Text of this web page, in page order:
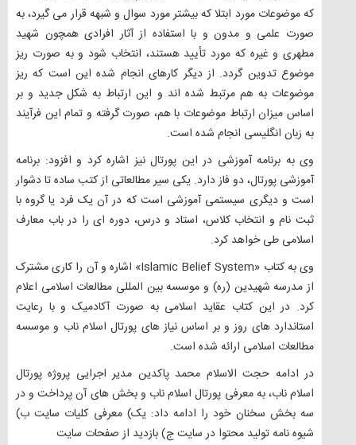
که موضوعات مورد ابتلا که بیشتر مورد سوال و شبهه قرار می گیرد، به
صورت علمی و مدون و با استفاده از آثار افرادی همچون شهید
مطهری و غیره که مورد تأیید هستند، انتخاب شود و به صورت ریز
موضوع تدوین گردد. از دیگر کارهای انجام شده این است که ریز
موضوعات به هم مرتبط شده اند و این ارتباط به شکل جدید و بر
اساس میزان ارتباط موضوعات با هم، صورت گرفته و تمام این فرآیند
به زبان انگلیسی انجام شده است.
وی به برنامه آموزشی در این پورتال نیز اشاره کرد و افزود: برنامه
آموزشی پورتال، دو فاز دارد. یکی سیر مطالعاتی از کتب ساده تا دشوار
است و دیگری سیستمی آموزشی است که در آن یک فرد یا گروه با
ثبت نام و انتخاب کلاس، استاد و درس، دوره ای را در باب معارف
اسلامی طی خواهد کرد.
وی به کتاب «Islamic Belief System» اشاره و آن را کاری مشترک
از مدرسه شهیدین (ره) و موسسه بین المللی مطالعات اسلامی اعلام
کرد. در این کتاب عقاید اسلامی به صورت آکادمیک و با رعایت
استاندارد های روز و بر اساس نیاز های پورتال اسلام ناب و موسسه
مطالعات اسلامی ارائه شده است.
در ادامه حجت الاسلام محمد پاکدین مدیر اجرایی پروژه پورتال
اسلام ناب، به معرفی پورتال اسلام ناب و بخش های آن پرداخت و در
سه بخش سخنان خود را ادامه داد: یک) معرفی کلیات سایت ب)
شیوه نامه تولید محتوا در سایت ج) بازدید از صفحات سایت